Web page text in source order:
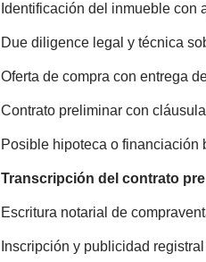
Identificación del inmueble con
Due diligence legal y técnica
Oferta de compra con entrega
Contrato preliminar con
Posible hipoteca o financiación
Transcripción del contrato
Escritura notarial de
Inscripción y publicidad